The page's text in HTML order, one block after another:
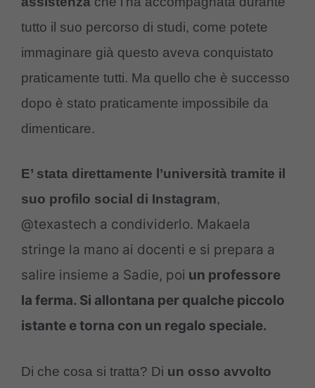
tutto il suo percorso di studi, come potete
immaginare già questo aveva conquistato
praticamente tutti. Ma quello che è successo
dopo è stato praticamente impossibile da
dimenticare.
E’ stata direttamente l’università tramite il
suo profilo social di Instagram,
@texastech a condividerlo. Makaela
stringe la mano ai docenti e si prepara a
salire insieme a Sadie, poi un professore
la ferma. Si allontana per qualche piccolo
istante e torna con un regalo speciale.
Di che cosa si tratta? Di un osso avvolto